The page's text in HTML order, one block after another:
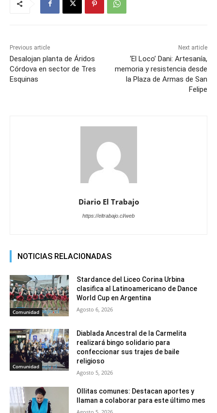
Previous article
Desalojan planta de Áridos
Córdova en sector de Tres
Esquinas
Next article
‘El Loco’ Dani: Artesanía,
memoria y resistencia desde
la Plaza de Armas de San
Felipe
Diario El Trabajo
https://eltrabajo.cl/web
NOTICIAS RELACIONADAS
Comunidad
Stardance del Liceo Corina Urbina
clasifica al Latinoamericano de Dance
World Cup en Argentina
Agosto 6, 2026
Comunidad
Diablada Ancestral de la Carmelita
realizará bingo solidario para
confeccionar sus trajes de baile
religioso
Agosto 5, 2026
Ollitas comunes: Destacan aportes y
llaman a colaborar para este último mes